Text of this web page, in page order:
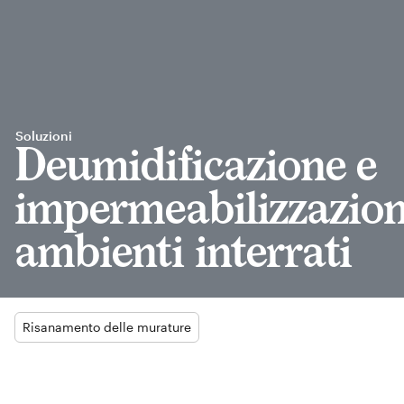
Soluzioni
Deumidificazione e
ambienti interrati
Risanamento delle murature